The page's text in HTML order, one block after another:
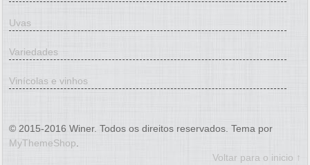
Uvas
Variedades
Vinícolas e vinhos
© 2015-2016 Winer. Todos os direitos reservados. Tema por
MyThemeShop
Voltar para o inicio ↑